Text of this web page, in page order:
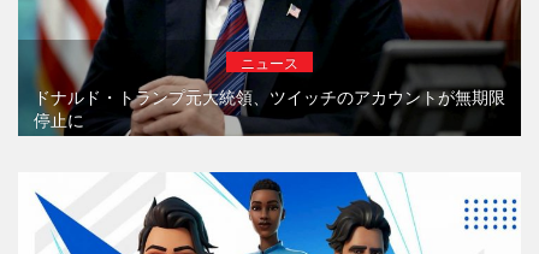
ニュース
ドナルド・トランプ元大統領、ツイッチのアカウントが無期限
停止に